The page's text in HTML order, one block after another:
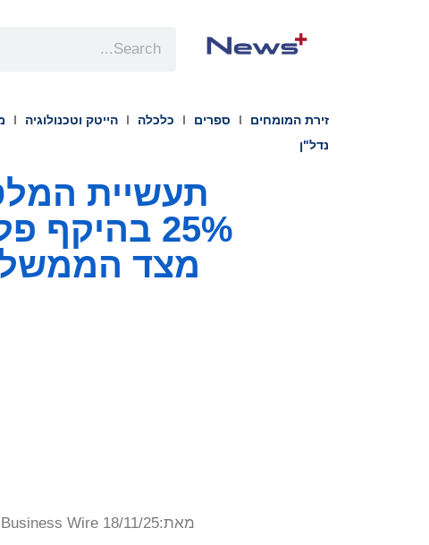
זירת המומחים ספרים כלכלה הייטק וטכנולוגיה
נדל"ן
תעשיית
מצד
מאת:Business Wire 18/11/25